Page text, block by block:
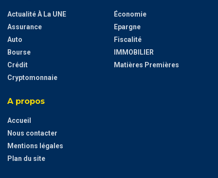
Actualité À La UNE
Assurance
Auto
Bourse
Crédit
Cryptomonnaie
Économie
Epargne
Fiscalité
IMMOBILIER
Matières Premières
A propos
Accueil
Nous contacter
Mentions légales
Plan du site